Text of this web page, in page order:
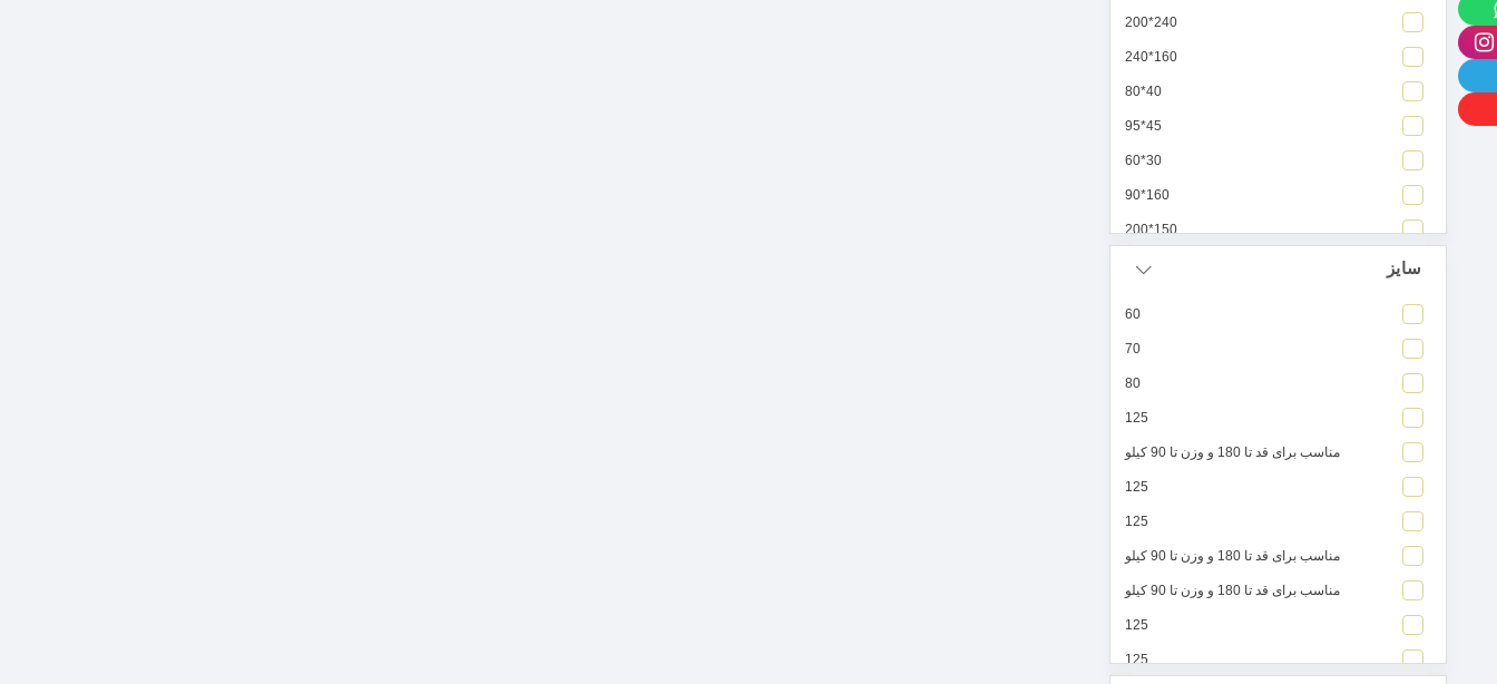
240*200
160*240
40*80
45*95
30*60
160*90
150*200
آبی صورتی
سایز 125 : قد حوله از سرشانه 115 سانتی متر
سایز
60
70
80
125
مناسب برای قد تا 180 و وزن تا 90 کیلو
125
125
مناسب برای قد تا 180 و وزن تا 90 کیلو
مناسب برای قد تا 180 و وزن تا 90 کیلو
125
125